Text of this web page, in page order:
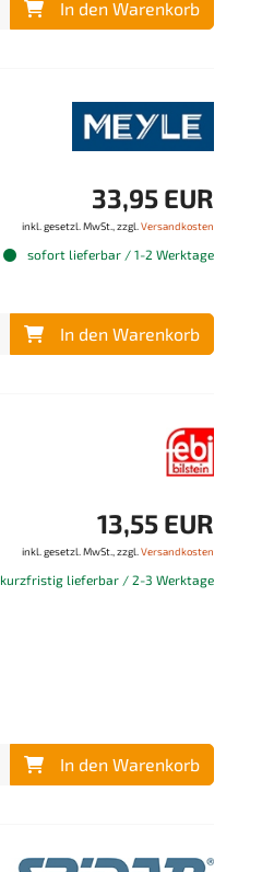
In den Warenkorb
33,95 EUR
inkl. gesetzl. MwSt., zzgl. Versandkosten
sofort lieferbar / 1-2 Werktage
In den Warenkorb
13,55 EUR
inkl. gesetzl. MwSt., zzgl. Versandkosten
kurzfristig lieferbar / 2-3 Werktage
In den Warenkorb